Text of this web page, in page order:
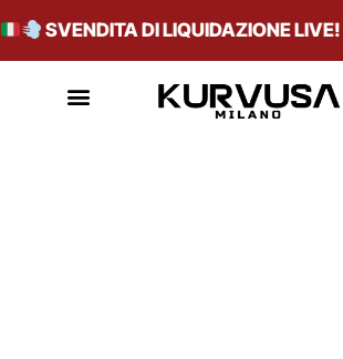
SVENDITA DI LIQUIDAZIONE LIVE!